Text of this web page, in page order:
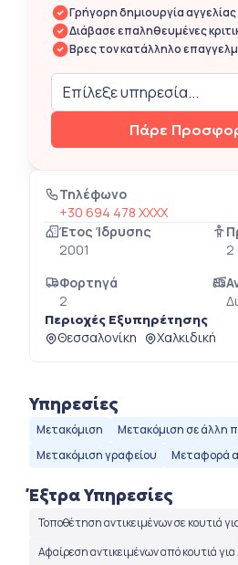
Υπηρεσίες
Μετακόμιση
Μετακόμιση σε άλλη
Μετακόμιση γραφείου
Μεταφορά
Έξτρα Υπηρεσίες
Τοποθέτηση αντικειμένων σε κουτιά
Αφαίρεση αντικειμένων από κουτιά
Γρήγορη δημιουργία αγγελίας
Διάβασε επαληθευμένες
Βρες τον κατάλληλο
Πάρε
Τηλέφωνο
+30 694 478 XXXX
Έτος Ίδρυσης
2001
2
Φορτηγά
2
Περιοχές Εξυπηρέτησης
Θεσσαλονίκη Χαλκιδική